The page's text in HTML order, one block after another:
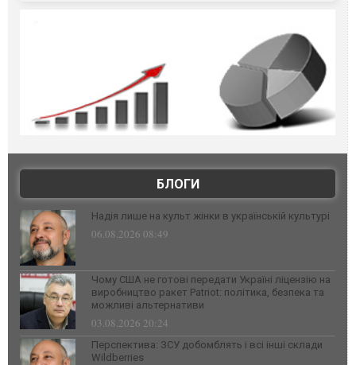
БЛОГИ
Надія лише на культ жінки в українській культурі
06.08.2026 08:49
Чому США не готові передати Україні ліцензію на
виробництво ракет Patriot: політика, безпека та
можливі альтернативи
03.08.2026 20:24
Перспектива: ЗСУ добомблять і всі інші склади
Wildberries